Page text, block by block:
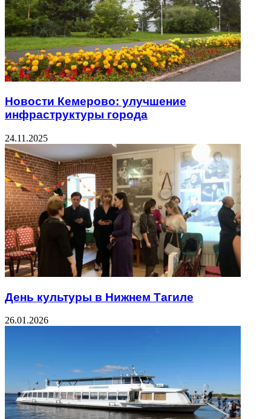
Новости Кемерово: улучшение
инфраструктуры города
24.11.2025
День культуры в Нижнем Тагиле
26.01.2026